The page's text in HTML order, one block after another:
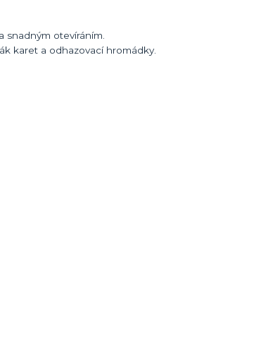
snadným otevíráním.
karet a odhazovací hromádky.